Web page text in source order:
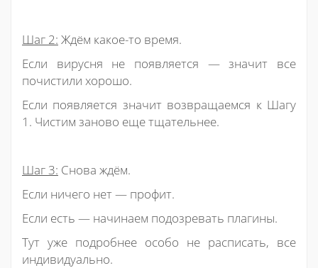
Шаг 2: Ждём какое-то время.
Если вирусня не появляется — значит все
почистили хорошо.
Если появляется значит возвращаемся к Шагу
1. Чистим заново еще тщательнее.
Шаг 3: Снова ждём.
Если ничего нет — профит.
Если есть — начинаем подозревать плагины.
Тут уже подробнее особо не расписать, все
индивидуально.